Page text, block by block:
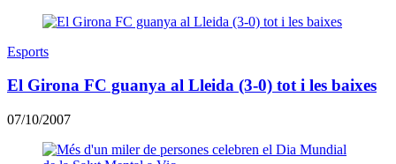
Esports
El Girona FC guanya al Lleida (3-0) tot i les baixes
07/10/2007